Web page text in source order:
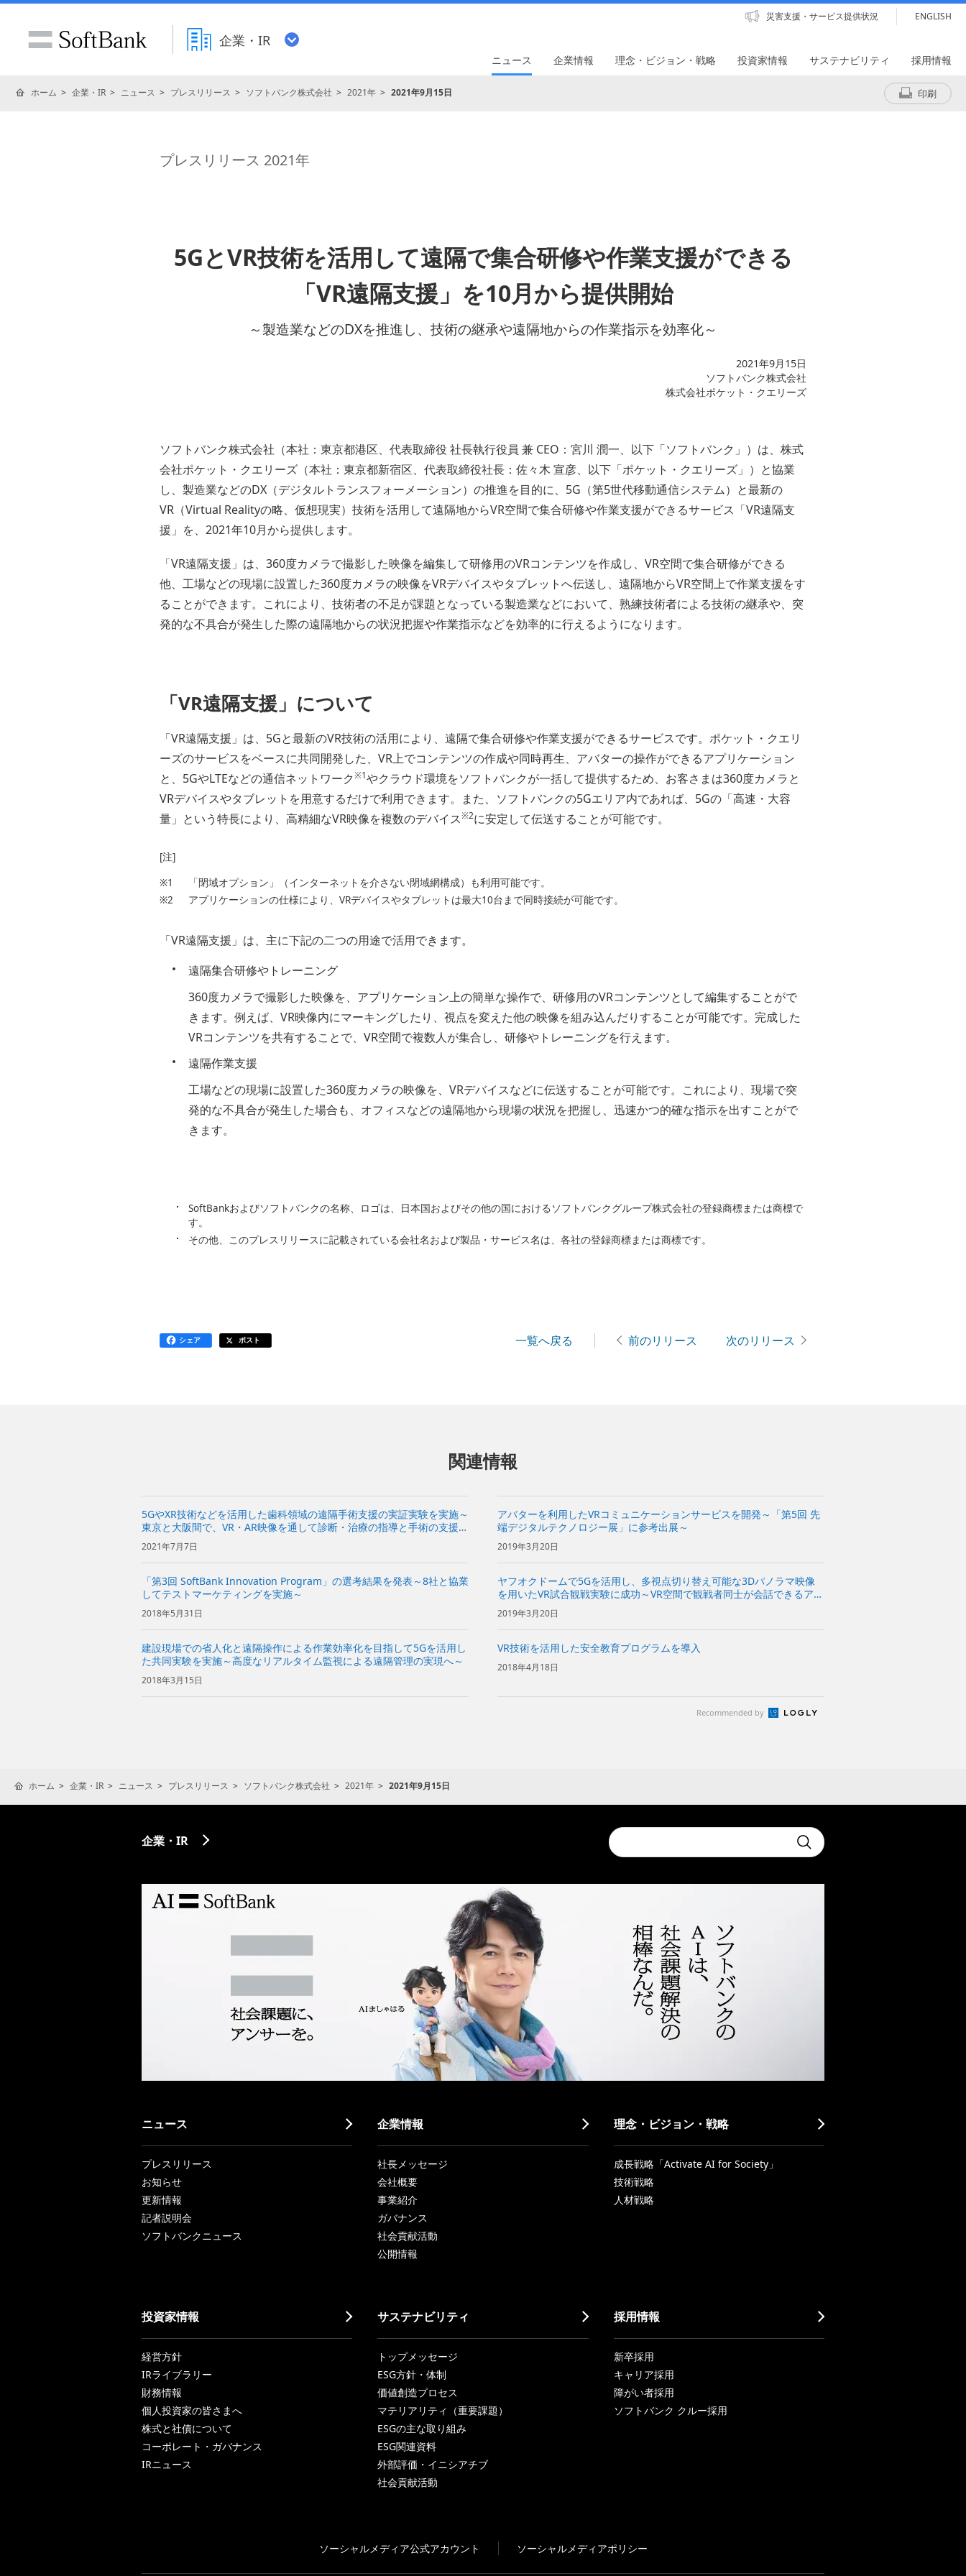
企業・IR
災害支援・サービス提供状況 ENGLISH
ニュース 企業情報 理念・ビジョン・戦略 投資家情報 サステナビリティ 採用情報
ホーム 企業・IR ニュース プレスリリース ソフトバンク株式会社 2021年 2021年9月15日 印刷
プレスリリース 2021年
5GとVR技術を活用して遠隔で集合研修や作業支援ができる
「VR遠隔支援」を10月から提供開始
～製造業などのDXを推進し、技術の継承や遠隔地からの作業指示を効率化～
2021年9月15日
ソフトバンク株式会社
株式会社ポケット・クエリーズ
ソフトバンク株式会社（本社：東京都港区、代表取締役 社長執行役員 兼 CEO：宮川 潤一、以下「ソフトバンク」）は、株式
会社ポケット・クエリーズ（本社：東京都新宿区、代表取締役社長：佐々木 宣彦、以下「ポケット・クエリーズ」）と協業
し、製造業などのDX（デジタルトランスフォーメーション）の推進を目的に、5G（第5世代移動通信システム）と最新の
VR（Virtual Realityの略、仮想現実）技術を活用して遠隔地からVR空間で集合研修や作業支援ができるサービス「VR遠隔支
援」を、2021年10月から提供します。
「VR遠隔支援」は、360度カメラで撮影した映像を編集して研修用のVRコンテンツを作成し、VR空間で集合研修ができる
他、工場などの現場に設置した360度カメラの映像をVRデバイスやタブレットへ伝送し、遠隔地からVR空間上で作業支援をす
ることができます。これにより、技術者の不足が課題となっている製造業などにおいて、熟練技術者による技術の継承や、突
発的な不具合が発生した際の遠隔地からの状況把握や作業指示などを効率的に行えるようになります。
「VR遠隔支援」について
「VR遠隔支援」は、5Gと最新のVR技術の活用により、遠隔で集合研修や作業支援ができるサービスです。ポケット・クエリ
ーズのサービスをベースに共同開発した、VR上でコンテンツの作成や同時再生、アバターの操作ができるアプリケーション
と、5GやLTEなどの通信ネットワーク※1やクラウド環境をソフトバンクが一括して提供するため、お客さまは360度カメラと
VRデバイスやタブレットを用意するだけで利用できます。また、ソフトバンクの5Gエリア内であれば、5Gの「高速・大容
量」という特長により、高精細なVR映像を複数のデバイス※2に安定して伝送することが可能です。
[注]
※1
「閉域オプション」（インターネットを介さない閉域網構成）も利用可能です。
※2
アプリケーションの仕様により、VRデバイスやタブレットは最大10台まで同時接続が可能です。
「VR遠隔支援」は、主に下記の二つの用途で活用できます。
遠隔集合研修やトレーニング
360度カメラで撮影した映像を、アプリケーション上の簡単な操作で、研修用のVRコンテンツとして編集することがで
きます。例えば、VR映像内にマーキングしたり、視点を変えた他の映像を組み込んだりすることが可能です。完成した
VRコンテンツを共有することで、VR空間で複数人が集合し、研修やトレーニングを行えます。
遠隔作業支援
工場などの現場に設置した360度カメラの映像を、VRデバイスなどに伝送することが可能です。これにより、現場で突
発的な不具合が発生した場合も、オフィスなどの遠隔地から現場の状況を把握し、迅速かつ的確な指示を出すことがで
きます。
SoftBankおよびソフトバンクの名称、ロゴは、日本国およびその他の国におけるソフトバンクグループ株式会社の登録商標または商標で
す。
その他、このプレスリリースに記載されている会社名および製品・サービス名は、各社の登録商標または商標です。
シェア ポスト 一覧へ戻る 前のリリース 次のリリース
関連情報
5GやXR技術などを活用した歯科領域の遠隔手術支援の実証実験を実施～
東京と大阪間で、VR・AR映像を通して診断・治療の指導と手術の支援を
行う～
2021年7月7日
アバターを利用したVRコミュニケーションサービスを開発～「第5回 先
端デジタルテクノロジー展」に参考出展～
2019年3月20日
「第3回 SoftBank Innovation Program」の選考結果を発表～8社と協業
してテストマーケティングを実施～
2018年5月31日
ヤフオクドームで5Gを活用し、多視点切り替え可能な3Dパノラマ映像
を用いたVR試合観戦実験に成功～VR空間で観戦者同士が会話できるアプ
リで、新たな観戦スタイルも提案！～
2019年3月20日
建設現場での省人化と遠隔操作による作業効率化を目指して5Gを活用し
た共同実験を実施～高度なリアルタイム監視による遠隔管理の実現へ～
2018年3月15日
VR技術を活用した安全教育プログラムを導入
2018年4月18日
Recommended by
ホーム 企業・IR ニュース プレスリリース ソフトバンク株式会社 2021年 2021年9月15日
Conduct
a
search
Submit
企業・IR
ニュース
プレスリリース
お知らせ
更新情報
記者説明会
ソフトバンクニュース
企業情報
社長メッセージ
会社概要
事業紹介
ガバナンス
社会貢献活動
公開情報
理念・ビジョン・戦略
成長戦略「Activate AI for Society」
技術戦略
人材戦略
投資家情報
経営方針
IRライブラリー
財務情報
個人投資家の皆さまへ
株式と社債について
コーポレート・ガバナンス
IRニュース
サステナビリティ
トップメッセージ
ESG方針・体制
価値創造プロセス
マテリアリティ（重要課題）
ESGの主な取り組み
ESG関連資料
外部評価・イニシアチブ
社会貢献活動
採用情報
新卒採用
キャリア採用
障がい者採用
ソフトバンク クルー採用
ソーシャルメディア公式アカウント ソーシャルメディアポリシー